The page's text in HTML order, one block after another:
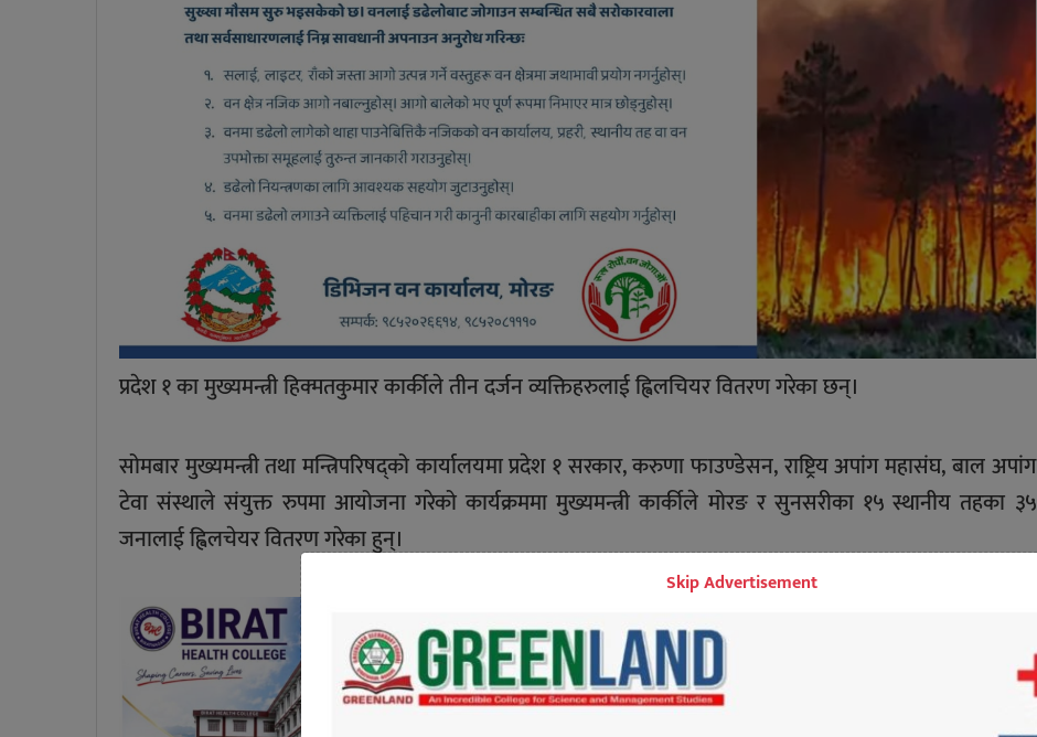
प्रदेश १ का मुख्यमन्त्री हिक्मतकुमार कार्कीले तीन दर्जन व्यक्तिहरुलाई ह्विलचियर वितरण गरेका छन्।
सोमबार मुख्यमन्त्री तथा मन्त्रिपरिषद्को कार्यालयमा प्रदेश १ सरकार, करुणा फाउण्डेसन, राष्ट्रिय अपांग महासंघ, बाल अपांग
टेवा संस्थाले संयुक्त रुपमा आयोजना गरेको कार्यक्रममा मुख्यमन्त्री कार्कीले मोरङ र सुनसरीका १५ स्थानीय तहका ३५
जनालाई ह्विलचेयर वितरण गरेका हुन्।
Skip Advertisement